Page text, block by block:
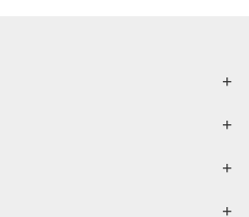
+
+
+
+